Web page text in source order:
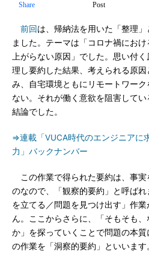
Share Post
前回は、帰納法を用いた「整理
ました。テーマは「コロナ禍にお
上がらない原因」でした。思い付
理し要約した結果、考えられる原
み、自宅環境ともにリモートワー
ない。それが働く意欲を阻害して
結論でした。
⇒連載「VUCA時代のエンジニアに
力」バックナンバー
この作業で得られた要約は、事実
のなので、「観察的要約」と呼ば
を立てる／問題を見つけ出す」作
ん。ここからさらに、「そもそも
か」を探っていくことで問題の本
の作業を「洞察的要約」といいます